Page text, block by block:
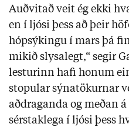
Auðvitað veit ég ekki
en í ljósi þess að þeir
hópsýkingu í mars þá
mikið slysalegt,“ segir
lesturinn hafi honum
stopular sýnatökurnar
aðdraganda og meðan
sérstaklega í ljósi þess